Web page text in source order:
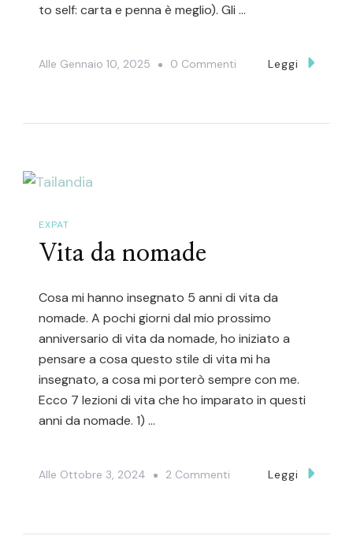
to self: carta e penna è meglio). Gli …
Alle Gennaio 10, 2025 0 Commenti Leggi
EXPAT
Vita da nomade
Cosa mi hanno insegnato 5 anni di vita da
nomade. A pochi giorni dal mio prossimo
anniversario di vita da nomade, ho iniziato a
pensare a cosa questo stile di vita mi ha
insegnato, a cosa mi porterò sempre con me.
Ecco 7 lezioni di vita che ho imparato in questi
anni da nomade. 1) …
Alle Ottobre 3, 2024 2 Commenti Leggi